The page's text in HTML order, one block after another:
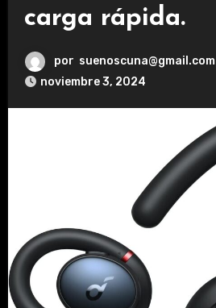
carga rápida.
por suenoscuna@gmail.com
noviembre 3, 2024